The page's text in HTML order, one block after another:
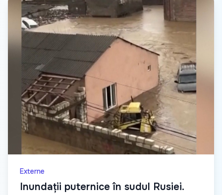
Externe
Inundații puternice în sudul Rusiei.